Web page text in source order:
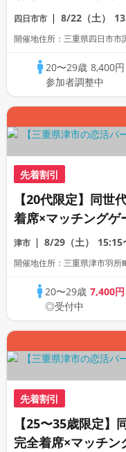
ン
四日市市 8/22（土）
開催地住所：三重県四日市市
20〜29歳 8,400円
参加者調整中
先着割引
【20代限定】同
着席×マッチングゲ
ン
津市 8/29（土） 15:15
開催地住所：三重県津市羽
20〜29歳7,400円
◎受付中
先着割引
【25〜35歳限定
完全着席×マッチン